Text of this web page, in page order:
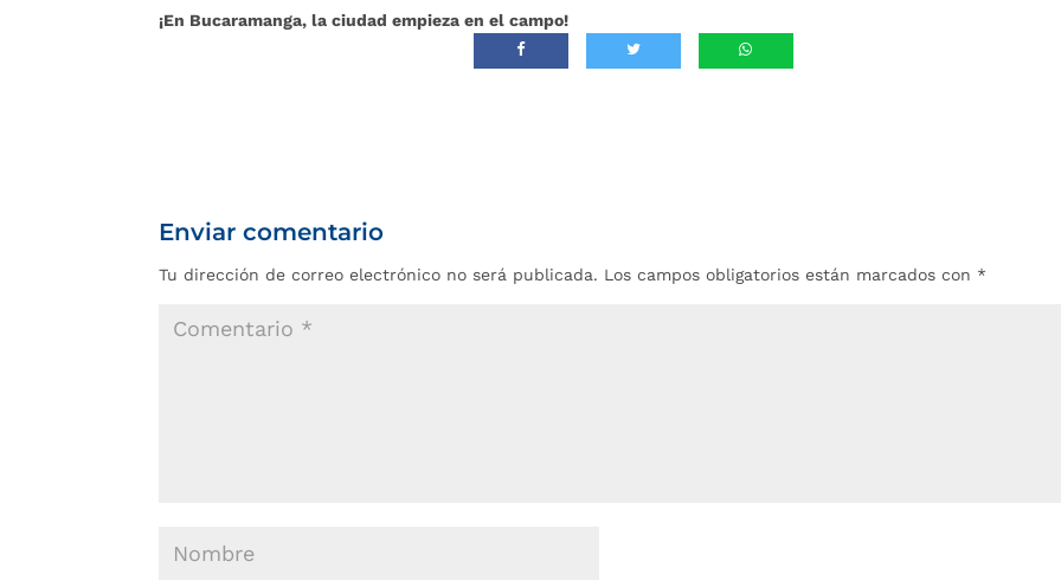
¡En Bucaramanga, la ciudad empieza en el campo!
Enviar comentario
Tu dirección de correo electrónico no será publicada. Los campos obligatorios están marcados con *